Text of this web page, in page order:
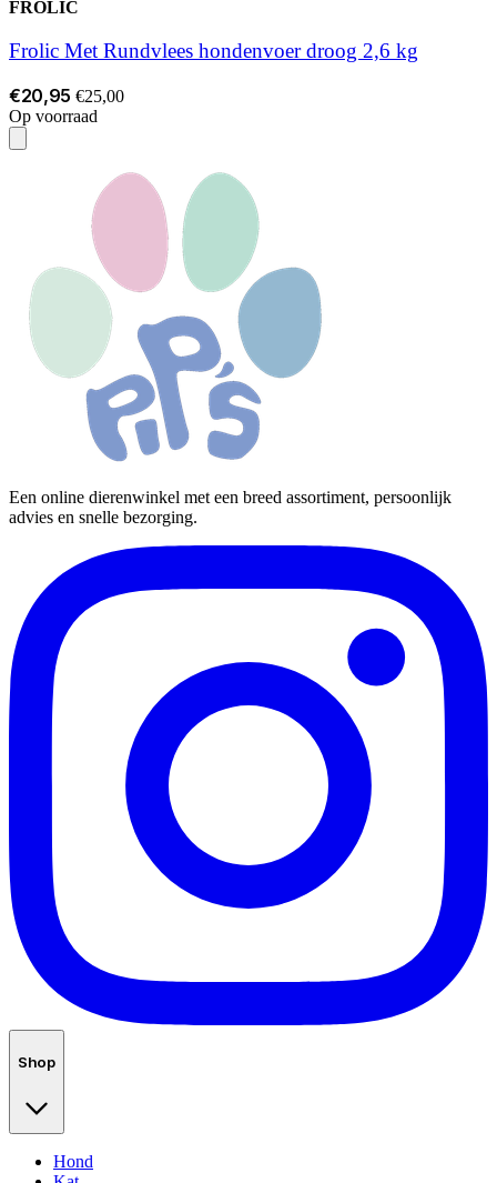
FROLIC
Frolic Met Rundvlees hondenvoer droog 2,6 kg
€20,95 €25,00
Op voorraad
Een online dierenwinkel met een breed assortiment, persoonlijk
advies en snelle bezorging.
Shop
Hond